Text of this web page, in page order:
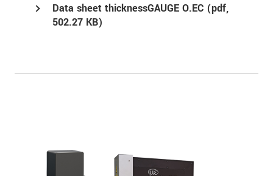
Data sheet thicknessGAUGE O.EC (pdf,
502.27 KB)